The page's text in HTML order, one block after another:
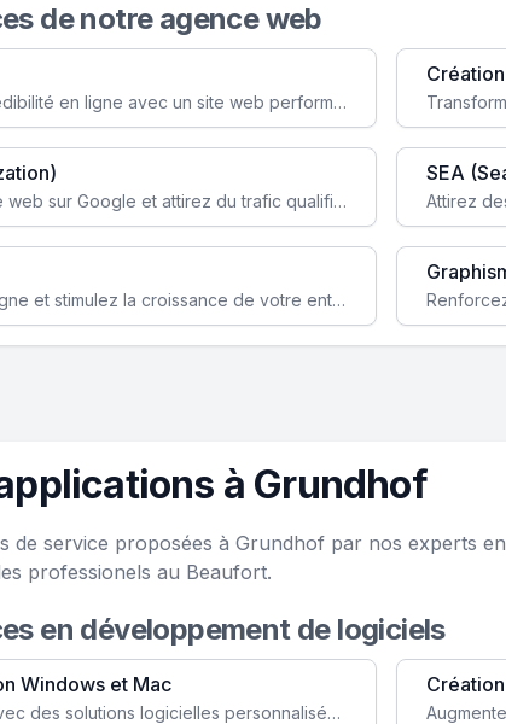
de notre agence web
Augmentez votre visibilité et crédibilité en ligne avec un site web performant, conçu pour attirer plus de clients.
Boostez la visibilité de votre site web sur Google et attirez du trafic qualifié grâce à nos stratégies SEO.
SEA
Augmentez votre notoriété en ligne et stimulez la croissance de votre entreprise grâce à une stratégie sociale sur mesure.
à Grundhof
de service proposées à Grundhof par nos experts en
professionels au Beaufort.
en développement de logiciels
Windows et Mac
Faites évoluer votre business avec des solutions logicielles personnalisées, parfaitement adaptées à vos besoins spécifiques.